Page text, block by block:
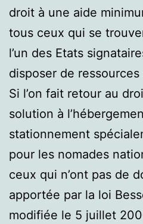
droit à une aide
tous ceux qui se
l’un des Etats
disposer de
Si l’on fait retour au
solution à
stationnement
pour les nomades
ceux qui n’ont pas de
apportée par la loi
modifiée le 5 juillet